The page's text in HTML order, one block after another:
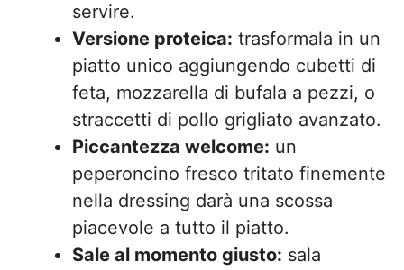
servire.
Versione proteica: trasformala in un
piatto unico aggiungendo cubetti di
feta, mozzarella di bufala a pezzi, o
straccetti di pollo grigliato avanzato.
Piccantezza welcome: un
peperoncino fresco tritato finemente
nella dressing darà una scossa
piacevole a tutto il piatto.
Sale al momento giusto: sala